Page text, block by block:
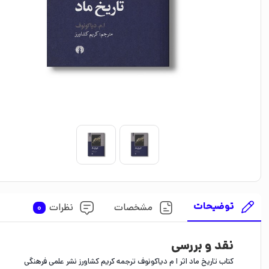
توضیحات مشخصات نظرات 0
نقد و بررسی
کتاب تاریخ ماد اثر ا م دیاکونوف ترجمه کریم کشاورز نشر علمی فرهنگی